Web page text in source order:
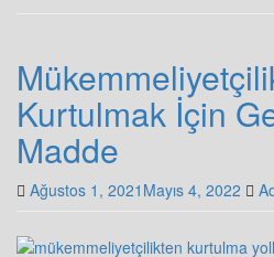
Kurtulmak İçin
Madde
Ağustos 1, 2021 Mayıs 4, 2022